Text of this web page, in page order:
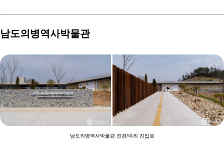
남도의병역사박물관
남도의병역사박물관 전경/야외 진입로